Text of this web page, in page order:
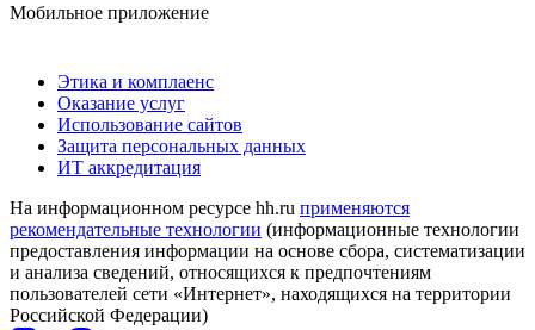
Мобильное приложение
Этика и комплаенс
Оказание услуг
Использование сайтов
Защита персональных данных
ИТ аккредитация
На информационном ресурсе hh.ru применяются
рекомендательные технологии (информационные технологии
предоставления информации на основе сбора, систематизации
и анализа сведений, относящихся к предпочтениям
пользователей сети «Интернет», находящихся на территории
Российской Федерации)